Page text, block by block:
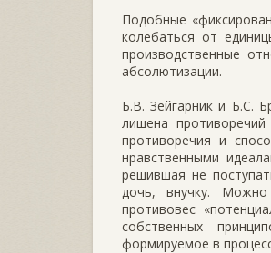
Подобные
колебаться от
производственные
абсолютизации.
Б.В. Зейгарник и Б.С.
лишена
противоречия и
нравственными
решившая не
дочь, внучку. Можно
противовес
собственных
формируемое в